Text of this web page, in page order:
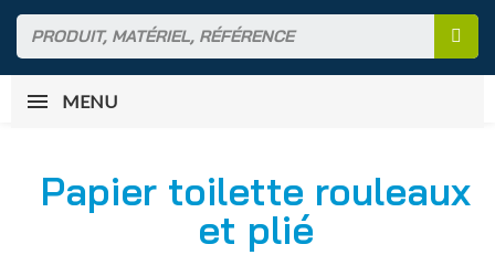
MENU
Papier toilette rouleaux
et plié